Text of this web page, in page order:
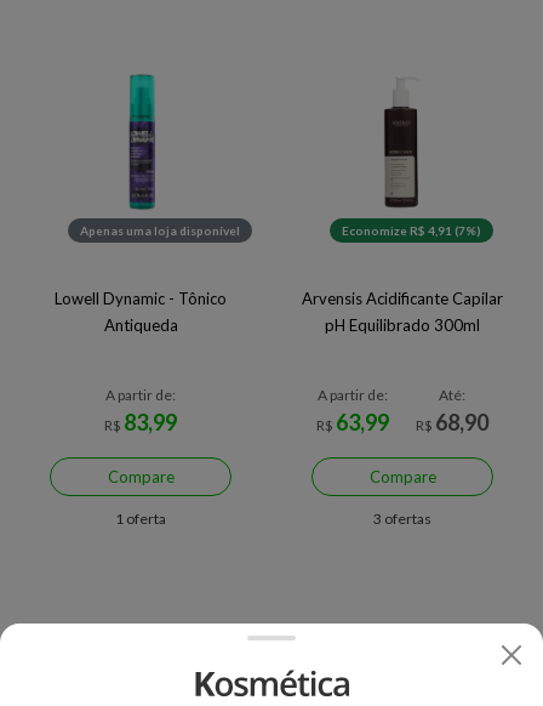
Apenas uma loja disponível
Lowell Dynamic - Tônico
Antiqueda
A partir de:
R$ 83,99
Compare
1 oferta
Economize R$ 4,91 (7%)
Arvensis Acidificante Capilar
pH Equilibrado 300ml
A partir de:
R$ 63,99
Até:
R$ 68,90
Compare
3 ofertas